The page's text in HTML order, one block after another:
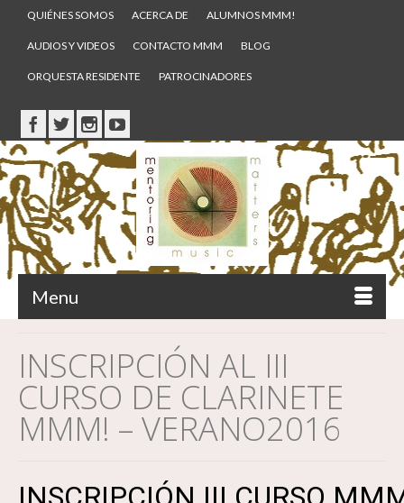
QUIÉNES SOMOS ACERCA DE ALUMNOS MMM!
AUDIOS Y VIDEOS CONTACTO MMM BLOG
ORQUESTA RESIDENTE PATROCINADORES
Menu
INSCRIPCIÓN AL III
CURSO DE CLARINETE
MMM! – VERANO2016